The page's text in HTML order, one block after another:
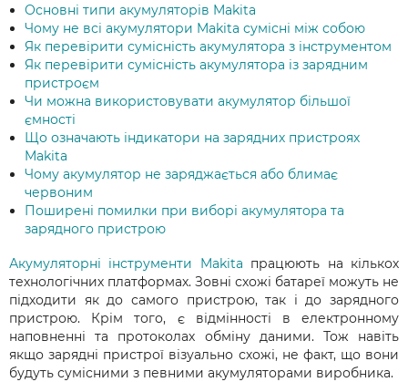
Основні типи акумуляторів Makita
Чому не всі акумулятори Makita сумісні між собою
Як перевірити сумісність акумулятора з інструментом
Як перевірити сумісність акумулятора із зарядним
пристроєм
Чи можна використовувати акумулятор більшої
ємності
Що означають індикатори на зарядних пристроях
Makita
Чому акумулятор не заряджається або блимає
червоним
Поширені помилки при виборі акумулятора та
зарядного пристрою
Акумуляторні інструменти Makita працюють на кількох
технологічних платформах. Зовні схожі батареї можуть не
підходити як до самого пристрою, так і до зарядного
пристрою. Крім того, є відмінності в електронному
наповненні та протоколах обміну даними. Тож навіть
якщо зарядні пристрої візуально схожі, не факт, що вони
будуть сумісними з певними акумуляторами виробника.